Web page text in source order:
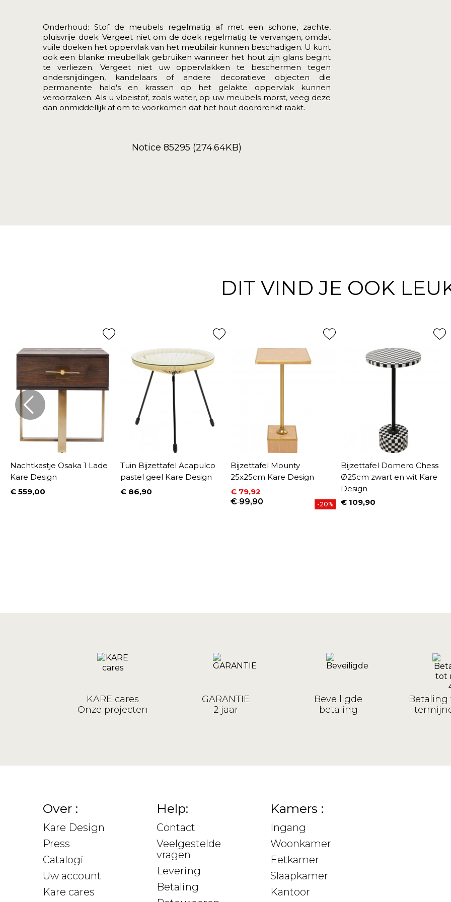
Onderhoud: Stof de meubels regelmatig af met een schone, zachte,
pluisvrije doek. Vergeet niet om de doek regelmatig te vervangen, omdat
vuile doeken het oppervlak van het meubilair kunnen beschadigen. U kunt
ook een blanke meubellak gebruiken wanneer het hout zijn glans begint
te verliezen. Vergeet niet uw oppervlakken te beschermen tegen
ondersnijdingen, kandelaars of andere decoratieve objecten die
permanente halo's en krassen op het gelakte oppervlak kunnen
veroorzaken. Als u vloeistof, zoals water, op uw meubels morst, veeg deze
dan onmiddellijk af om te voorkomen dat het hout doordrenkt raakt.
Notice 85295 (274.64KB)
DIT VIND JE OOK
Nachtkastje Osaka 1 Lade
Kare Design
Prijs
€ 559,00
Tuin Bijzettafel Acapulco
pastel geel Kare Design
Prijs
€ 86,90
Bijzettafel Mounty
25x25cm Kare Design
Prijs
€ 79,92
Normale prijs
€ 99,90 -20%
Bijzettafel Domero Chess
Ø25cm zwart en wit Kare
Design
Prijs
€ 109,90
KARE cares
Onze projecten
GARANTIE
2 jaar
Beveiligde
betaling
Betaling
Over :
Kare Design
Press
Catalogi
Uw account
Kare cares
Help:
Contact
Veelgestelde
vragen
Levering
Betaling
Kamers :
Ingang
Woonkamer
Eetkamer
Slaapkamer
Kantoor